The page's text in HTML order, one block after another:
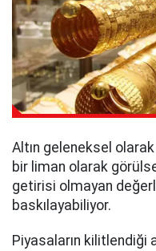
Altın geleneksel
bir liman olarak
getirisi olmayan
baskılayabiliyor.
Piyasaların kilitlendiği